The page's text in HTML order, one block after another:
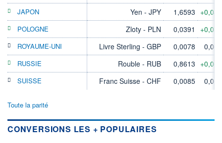
JAPON Yen - JPY 1,6593
POLOGNE Zloty - PLN 0,0391
ROYAUME-UNI Livre Sterling - GBP 0,0078
RUSSIE Rouble - RUB 0,8613
SUISSE Franc Suisse - CHF 0,0085
Toute la parité
CONVERSIONS LES + POPULAIRES